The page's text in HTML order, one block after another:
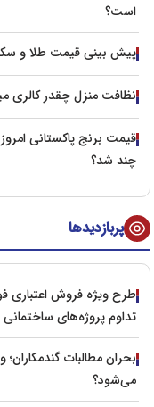
است؟
پیش‌ بینی قیمت طلا و سکه؛
نظافت منزل چقدر کالری
چند شد؟
پربازدیدها
طرح ویژه فروش اعتباری
تداوم پروژه‌های ساختمانی
می‌شود؟